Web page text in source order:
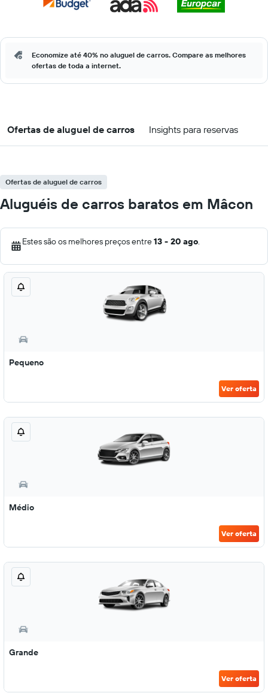
Economize até 40% no aluguel de carros. Compare as melhores
ofertas de toda a internet.
Ofertas de aluguel de carros Insights para reservas
Ofertas de aluguel de carros
Aluguéis de carros baratos em Mâcon
Estes são os melhores preços entre13 - 20 ago.
Pequeno
Ver oferta
Médio
Ver oferta
Grande
Ver oferta